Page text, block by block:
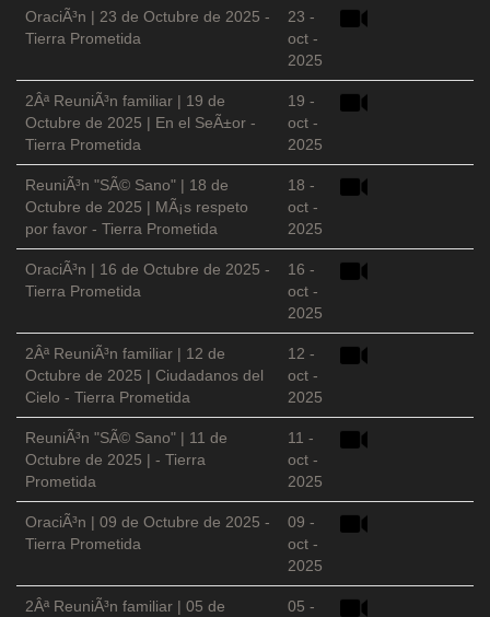
OraciÃ³n | 23 de Octubre de 2025 -
Tierra Prometida
23 -
oct -
2025
2Âª ReuniÃ³n familiar | 19 de
Octubre de 2025 | En el SeÃ±or -
Tierra Prometida
19 -
oct -
2025
ReuniÃ³n "SÃ© Sano" | 18 de
Octubre de 2025 | MÃ¡s respeto
por favor - Tierra Prometida
18 -
oct -
2025
OraciÃ³n | 16 de Octubre de 2025 -
Tierra Prometida
16 -
oct -
2025
2Âª ReuniÃ³n familiar | 12 de
Octubre de 2025 | Ciudadanos del
Cielo - Tierra Prometida
12 -
oct -
2025
ReuniÃ³n "SÃ© Sano" | 11 de
Octubre de 2025 | - Tierra
Prometida
11 -
oct -
2025
OraciÃ³n | 09 de Octubre de 2025 -
Tierra Prometida
09 -
oct -
2025
2Âª ReuniÃ³n familiar | 05 de
05 -